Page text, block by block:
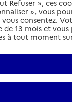
Refuser », ces
», vous
consentez.
13 mois et
à tout moment